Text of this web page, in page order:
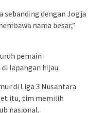
sebanding dengan Jogja
nama besar,”
pemain
lapangan hijau.
di Liga 3 Nusantara
itu, tim memilih
nasional.